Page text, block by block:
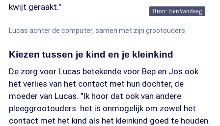
kwijt geraakt."
Bron: EenVandaag
Lucas achter de computer, samen met zijn grootouders
Kiezen tussen je kind en je kleinkind
De zorg voor Lucas betekende voor Bep en Jos ook
het verlies van het contact met hun dochter, de
moeder van Lucas. "Ik hoor dat ook van andere
pleeggrootouders: het is onmogelijk om zowel het
contact met het kind als het kleinkind goed te houden.